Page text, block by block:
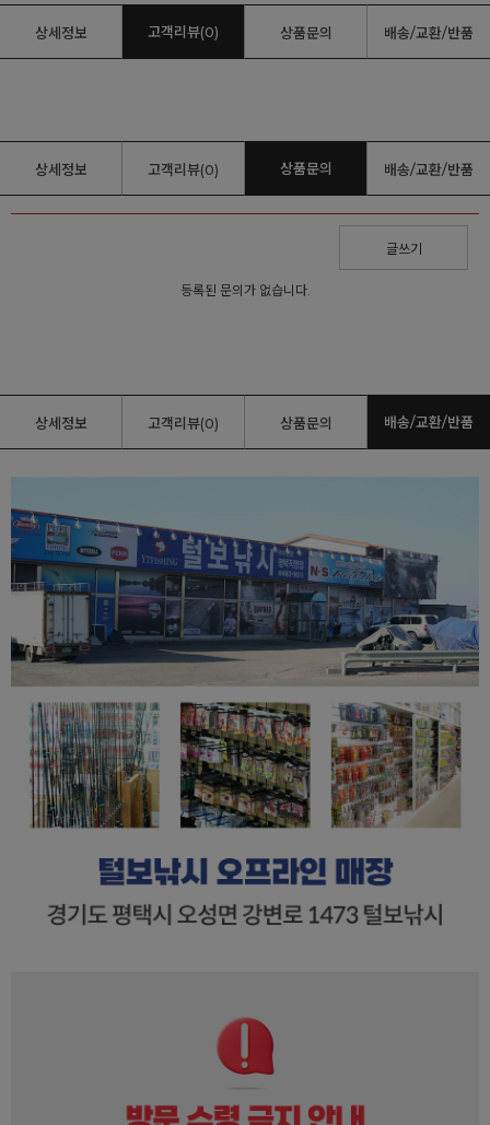
상세정보 고객리뷰(0) 상품문의 배송/교환/반품
상세정보 고객리뷰(0) 상품문의 배송/교환/반품
글쓰기
등록된 문의가 없습니다.
상세정보 고객리뷰(0) 상품문의 배송/교환/반품